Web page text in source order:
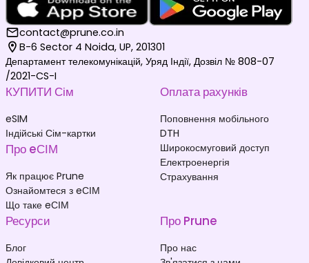
contact@prune.co.in
B-6 Sector 4 Noida, UP, 201301
Департамент телекомунікацій, Уряд Індії, Дозвіл № 808-07
/2021-CS-I
КУПИТИ Сім
eSIM
Індійські Сім-картки
Про eСІМ
Як працює Prune
Ознайомтеся з eСІМ
Що таке eСІМ
Оплата рахунків
Поповнення мобільного
DTH
Широкосмуговий доступ
Електроенергія
Страхування
Ресурси
Блог
Про Prune
Про нас